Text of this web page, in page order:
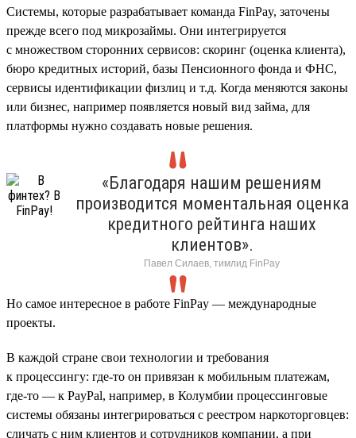
Cистемы, которые разрабатывает команда FinPay, заточены
прежде всего под микрозаймы. Они интегрируется
с множеством сторонних сервисов: скоринг (оценка клиента),
бюро кредитных историй, базы Пенсионного фонда и ФНС,
сервисы идентификации физлиц и т.д. Когда меняются законы
или бизнес, например появляется новый вид займа, для
платформы нужно создавать новые решения.
«Благодаря нашим решениям
производится моментальная оценка
кредитного рейтинга наших
клиентов».
Павел Силаев, тимлид FinPay
Но самое интересное в работе FinPay — международные
проекты.
В каждой стране свои технологии и требования
к процессингу: где-то он привязан к мобильным платежам,
где-то — к PayPal, например, в Колумбии процессинговые
системы обязаны интегрироваться с реестром наркоторговцев:
сличать с ним клиентов и сотрудников компании, а при